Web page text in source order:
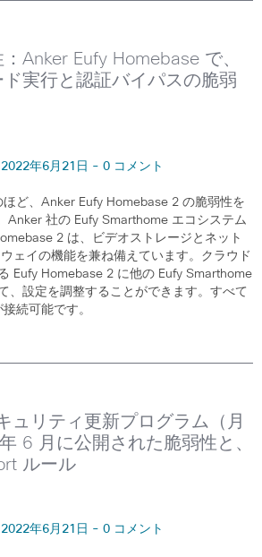
Anker Eufy Homebase で、
ド実行と認証バイパスの脆弱
年6月21日 - 0 コメント
ど、Anker Eufy Homebase 2 の脆弱性を
Anker 社の Eufy Smarthome エコシステム
2 は、ビデオストレージとネット
ェイの機能を兼ね備えています。クラウド
Eufy Homebase 2 に他の Eufy Smarthome
、設定を調整することができます。すべて
続可能です。
ュリティ更新プログラム（月
6 月に公開された脆弱性と、
ルール
年6月21日 - 0 コメント